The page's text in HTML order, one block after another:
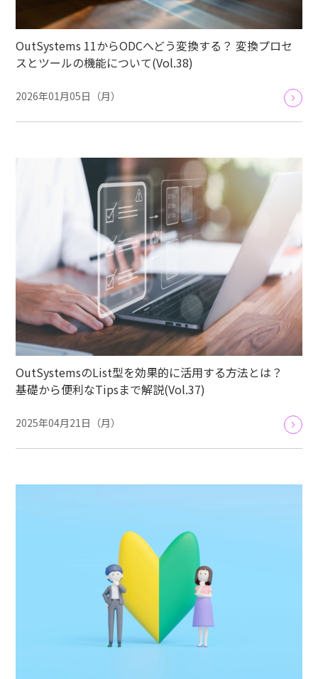
OutSystems 11からODCへどう変換する？ 変換プロセ
スとツールの機能について(Vol.38)
2026年01月05日（月）
OutSystemsのList型を効果的に活用する方法とは？
基礎から便利なTipsまで解説(Vol.37)
2025年04月21日（月）